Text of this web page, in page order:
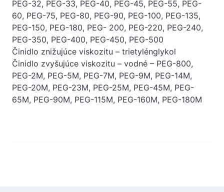
PEG-32, PEG-33, PEG-40, PEG-45, PEG-55, PEG-
60, PEG-75, PEG-80, PEG-90, PEG-100, PEG-135,
PEG-150, PEG-180, PEG- 200, PEG-220, PEG-240,
PEG-350, PEG-400, PEG-450, PEG-500
Činidlo znižujúce viskozitu – trietylénglykol
Činidlo zvyšujúce viskozitu – vodné – PEG-800,
PEG-2M, PEG-5M, PEG-7M, PEG-9M, PEG-14M,
PEG-20M, PEG-23M, PEG-25M, PEG-45M, PEG-
65M, PEG-90M, PEG-115M, PEG-160M, PEG-180M